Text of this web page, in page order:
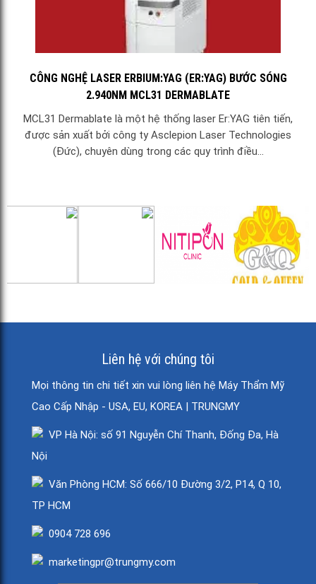
CÔNG NGHỆ LASER ERBIUM:YAG (ER:YAG) BƯỚC SÓNG
2.940NM MCL31 DERMABLATE
MCL31 Dermablate là một hệ thống laser Er:YAG tiên tiến,
được sản xuất bởi công ty Asclepion Laser Technologies
(Đức), chuyên dùng trong các quy trình điều...
Liên hệ với chúng tôi
Mọi thông tin chi tiết xin vui lòng liên hệ Máy Thẩm Mỹ
Cao Cấp Nhập - USA, EU, KOREA | TRUNGMY
VP Hà Nội: số 91 Nguyễn Chí Thanh, Đống Đa, Hà
Nội
Văn Phòng HCM: Số 666/10 Đường 3/2, P14, Q 10,
TP HCM
0904 728 696
marketingpr@trungmy.com